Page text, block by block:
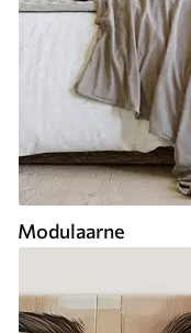
Modulaarne